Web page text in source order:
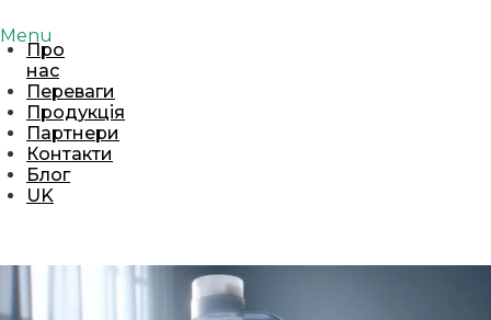
Menu
Про
нас
Переваги
Продукція
Партнери
Контакти
Блог
UK